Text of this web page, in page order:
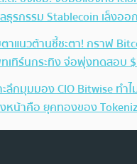
ธุรกรรม Stablecoin เล็งอ
าแนวต้านชี้ชะตา! กราฟ
เทิร์นกระทิง จ่อพุ่งทดสอบ
ะลึกมุมมอง CIO Bitwise ทำ
หน้าคือ ยุคทองของ